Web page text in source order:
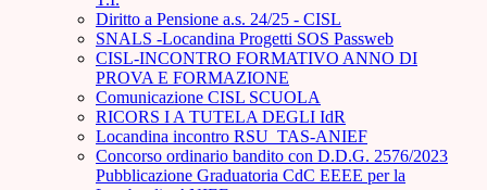
Diritto a Pensione a.s. 24/25 - CISL
SNALS -Locandina Progetti SOS Passweb
CISL-INCONTRO FORMATIVO ANNO DI
PROVA E FORMAZIONE
Comunicazione CISL SCUOLA
RICORS I A TUTELA DEGLI IdR
Locandina incontro RSU_TAS-ANIEF
Concorso ordinario bandito con D.D.G. 2576/2023
Pubblicazione Graduatoria CdC EEEE per la